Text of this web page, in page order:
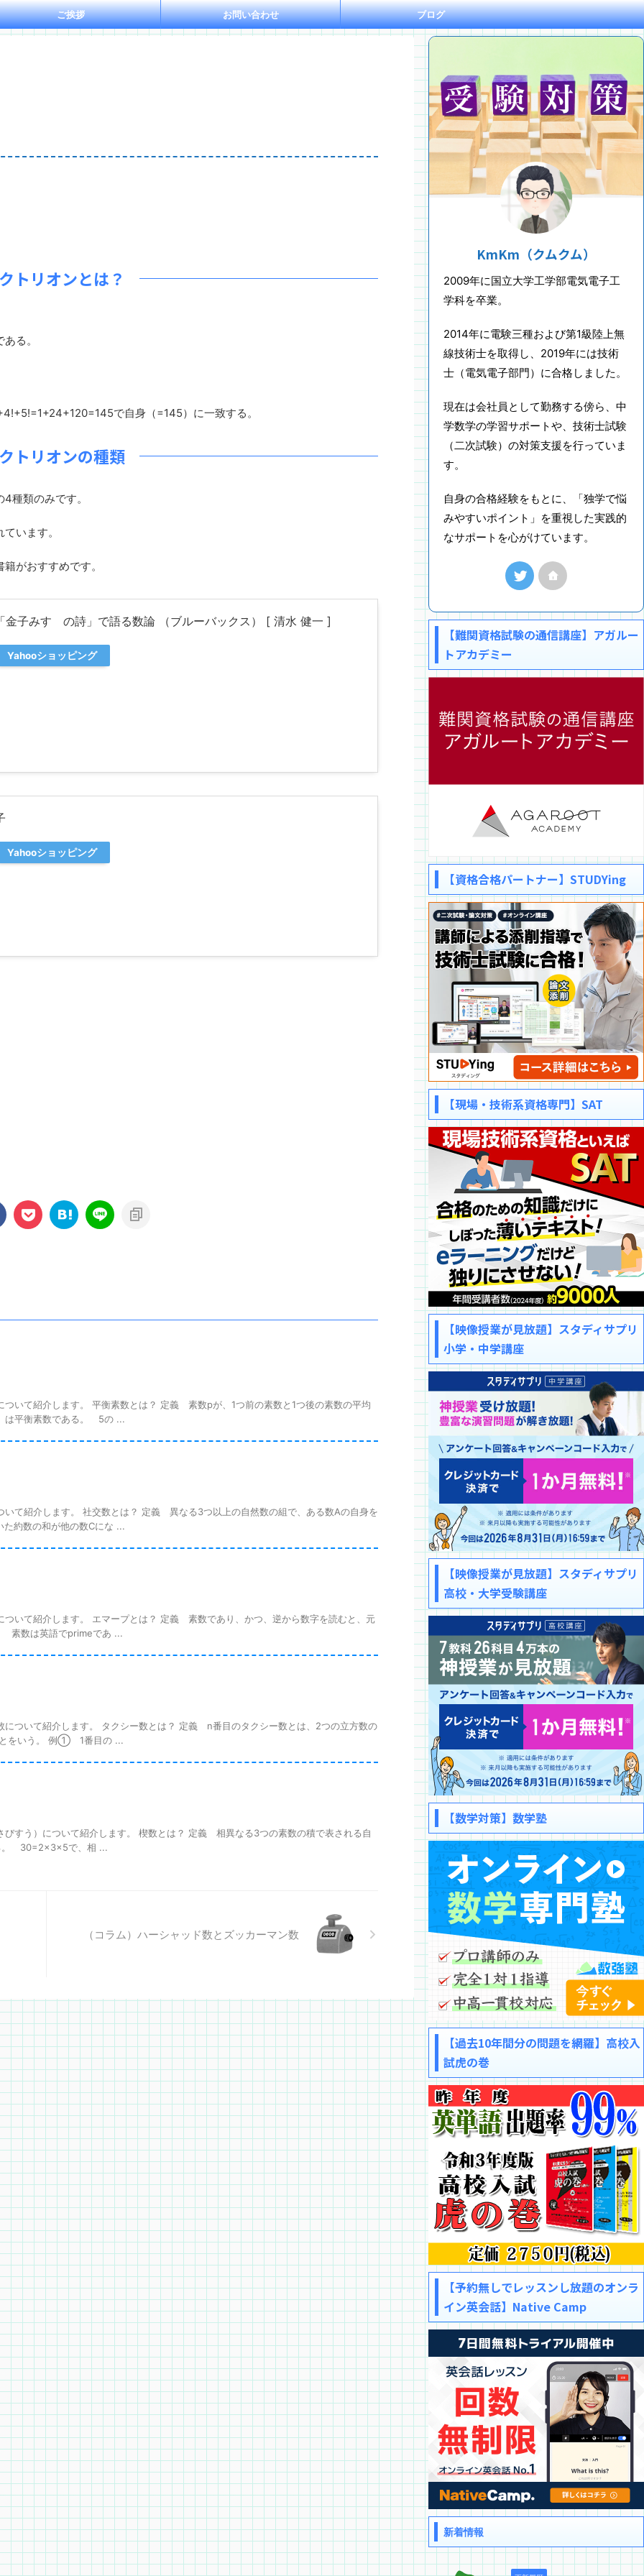
ご挨拶 お問い合わせ ブログ
トリオンとは？
る。
で自身（=145）に一致する。
トリオンの種類
類のみです。
います。
がおすすめです。
子みすゞの詩」で語る数論 （ブルーバックス） [ 清水 健一 ]
Yahooショッピング
Yahooショッピング
て紹介します。 平衡素数とは？ 定義 素数pが、1つ前の素数と1つ後の素数の平均
平衡素数である。 5の ...
紹介します。 社交数とは？ 定義 異なる3つ以上の自然数の組で、ある数Aの自身を
た約数の和が他の数Cにな ...
て紹介します。 エマープとは？ 定義 素数であり、かつ、逆から数字を読むと、元
素数は英語でprimeであ ...
いて紹介します。 タクシー数とは？ 定義 n番目のタクシー数とは、2つの立方数の
とをいう。 例① 1番目の ...
う）について紹介します。 楔数とは？ 定義 相異なる3つの素数の積で表される自
。 30=2×3×5で、相 ...
（コラム）ハーシャッド数とズッカーマン数
KmKm（クムクム）
2009年に国立大学工学部電気電子工
学科を卒業。
2014年に電験三種および第1級陸上無
線技術士を取得し、2019年には技術
士（電気電子部門）に合格しました。
現在は会社員として勤務する傍ら、中
学数学の学習サポートや、技術士試験
（二次試験）の対策支援を行っていま
す。
自身の合格経験をもとに、「独学で悩
みやすいポイント」を重視した実践的
なサポートを心がけています。
【難関資格試験の通信講座】アガルー
トアカデミー
【資格合格パートナー】STUDYing
【現場・技術系資格専門】SAT
【映像授業が見放題】スタディサプリ
小学・中学講座
【映像授業が見放題】スタディサプリ
高校・大学受験講座
【数学対策】数学塾
【過去10年間分の問題を網羅】高校入
試虎の巻
【予約無しでレッスンし放題のオンラ
イン英会話】Native Camp
新着情報